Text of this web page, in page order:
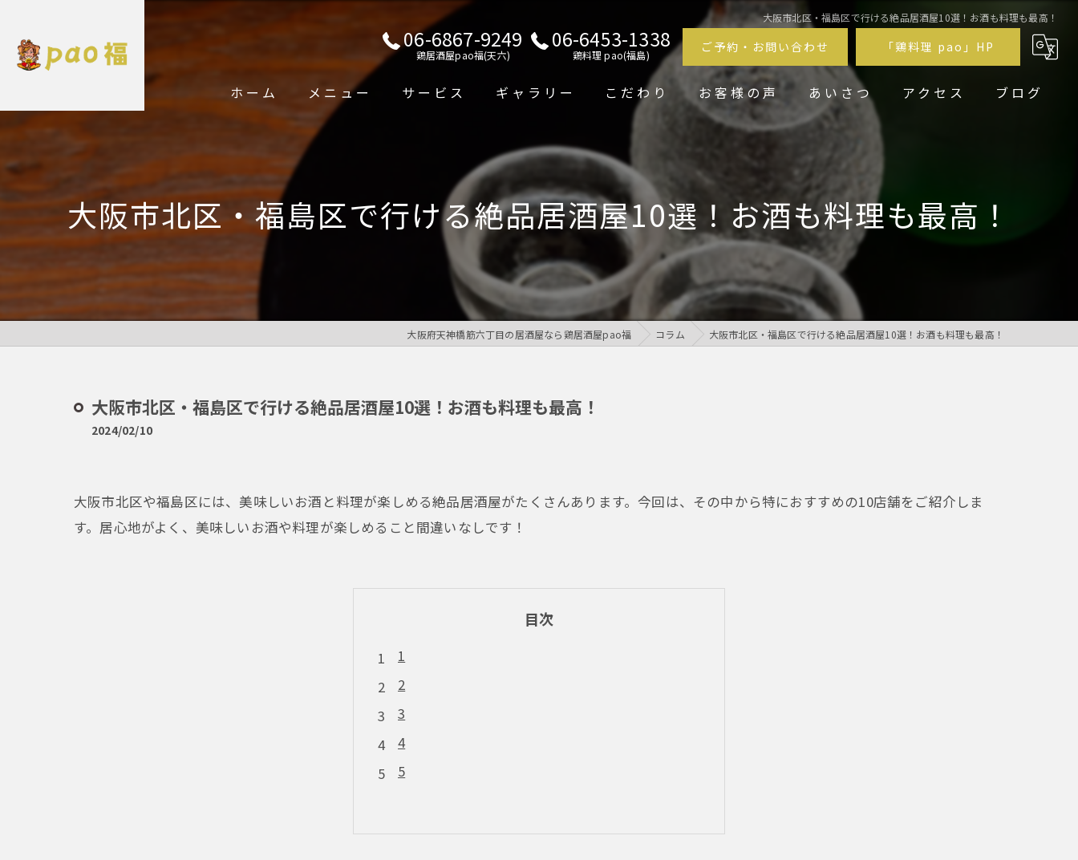
大阪市北区・福島区で行ける絶品居酒屋10選！お酒も料理も最高！
06-6867-9249
鶏居酒屋pao福(天六)
06-6453-1338
鶏料理 pao(福島)
ご予約・お問い合わせ 「鶏料理 pao」HP
ホーム メニュー サービス ギャラリー こだわり お客様の声 あいさつ アクセス ブログ
大阪市北区・福島区で行ける絶品居酒屋10選！お酒も料理も最高！
大阪府天神橋筋六丁目の居酒屋なら鶏居酒屋pao福 コラム 大阪市北区・福島区で行ける絶品居酒屋10選！お酒も料理も最高！
大阪市北区・福島区で行ける絶品居酒屋10選！お酒も料理も最高！
2024/02/10
大阪市北区や福島区には、美味しいお酒と料理が楽しめる絶品居酒屋がたくさんあります。今回は、その中から特におすすめの10店舗をご紹介しま
す。居心地がよく、美味しいお酒や料理が楽しめること間違いなしです！
目次
1
2
3
4
5